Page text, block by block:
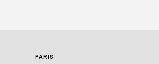
PARIS